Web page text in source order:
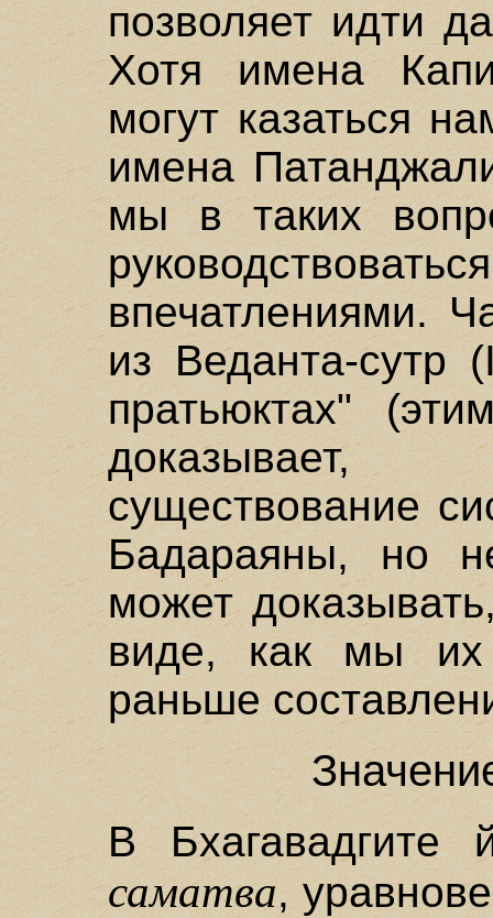
позволяет идти
Хотя имена
могут казаться
имена
мы в таких
впечатлениями.
из Веданта-сутр
пратьюктах"
доказывает,
существование
Бадараяны, но
может
виде, как мы их
раньше
В Бхагавадгите
саматва,